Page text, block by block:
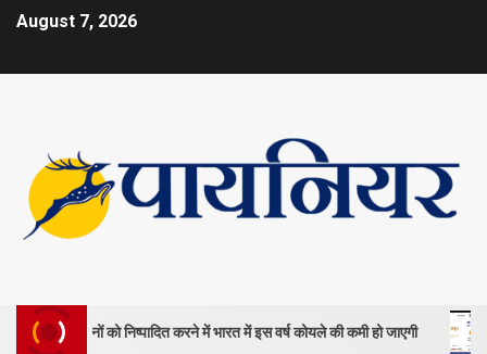
August 7, 2026
खदानों को निष्पादित करने में भारत में इस वर्ष कोयले की कमी हो जाएगी ओपी